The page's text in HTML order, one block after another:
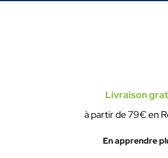
Livraison
à partir de 79€ en
En apprendre